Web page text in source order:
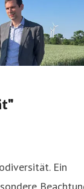
Ein